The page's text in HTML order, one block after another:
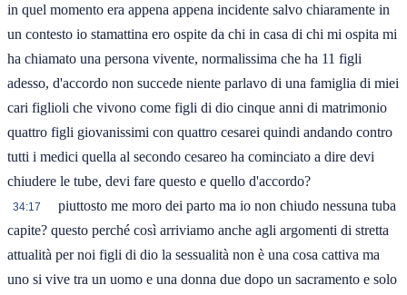
in quel momento era appena appena incidente salvo chiaramente in
un contesto io stamattina ero ospite da chi in casa di chi mi ospita mi
ha chiamato una persona vivente, normalissima che ha 11 figli
adesso, d'accordo non succede niente parlavo di una famiglia di miei
cari figlioli che vivono come figli di dio cinque anni di matrimonio
quattro figli giovanissimi con quattro cesarei quindi andando contro
tutti i medici quella al secondo cesareo ha cominciato a dire devi
chiudere le tube, devi fare questo e quello d'accordo?
34:17
piuttosto me moro dei parto ma io non chiudo nessuna tuba
capite? questo perché così arriviamo anche agli argomenti di stretta
attualità per noi figli di dio la sessualità non è una cosa cattiva ma
uno si vive tra un uomo e una donna due dopo un sacramento e solo